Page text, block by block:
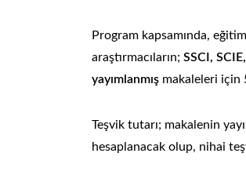
Program kapsamında,
araştırmacıların; SSCI,
yayımlanmış makaleleri için
Teşvik tutarı; makalenin
hesaplanacak olup, nihai